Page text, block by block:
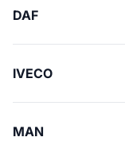
DAF
IVECO
MAN